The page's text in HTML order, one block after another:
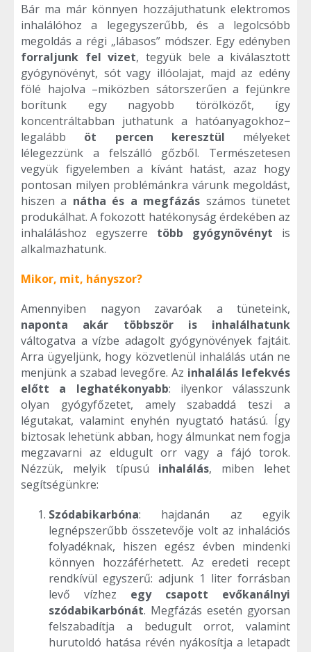
Bár ma már könnyen hozzájuthatunk elektromos
inhalálóhoz a legegyszerűbb, és a legolcsóbb
megoldás a régi „lábasos” módszer. Egy edényben
forraljunk fel vizet, tegyük bele a kiválasztott
gyógynövényt, sót vagy illóolajat, majd az edény
fölé hajolva –miközben sátorszerűen a fejünkre
borítunk egy nagyobb törölközőt, így
koncentráltabban juthatunk a hatóanyagokhoz−
legalább öt percen keresztül mélyeket
lélegezzünk a felszálló gőzből. Természetesen
vegyük figyelemben a kívánt hatást, azaz hogy
pontosan milyen problémánkra várunk megoldást,
hiszen a nátha és a megfázás számos tünetet
produkálhat. A fokozott hatékonyság érdekében az
inhaláláshoz egyszerre több gyógynövényt is
alkalmazhatunk.
Mikor, mit, hányszor?
Amennyiben nagyon zavaróak a tüneteink,
naponta akár többször is inhalálhatunk
váltogatva a vízbe adagolt gyógynövények fajtáit.
Arra ügyeljünk, hogy közvetlenül inhalálás után ne
menjünk a szabad levegőre. Az inhalálás lefekvés
előtt a leghatékonyabb: ilyenkor válasszunk
olyan gyógyfőzetet, amely szabaddá teszi a
légutakat, valamint enyhén nyugtató hatású. Így
biztosak lehetünk abban, hogy álmunkat nem fogja
megzavarni az eldugult orr vagy a fájó torok.
Nézzük, melyik típusú inhalálás, miben lehet
segítségünkre:
Szódabikarbóna: hajdanán az egyik
legnépszerűbb összetevője volt az inhalációs
folyadéknak, hiszen egész évben mindenki
könnyen hozzáférhetett. Az eredeti recept
rendkívül egyszerű: adjunk 1 liter forrásban
levő vízhez egy csapott evőkanálnyi
szódabikarbónát. Megfázás esetén gyorsan
felszabadítja a bedugult orrot, valamint
hurutoldó hatása révén nyákosítja a letapadt